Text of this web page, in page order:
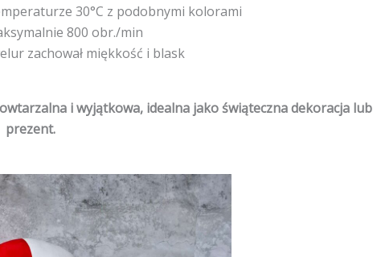
30°C z podobnymi kolorami
800 obr./min
zachował miękkość i blask
i wyjątkowa, idealna jako świąteczna dekoracja lub
prezent.